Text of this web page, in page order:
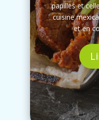
papilles et
cuisine
et en